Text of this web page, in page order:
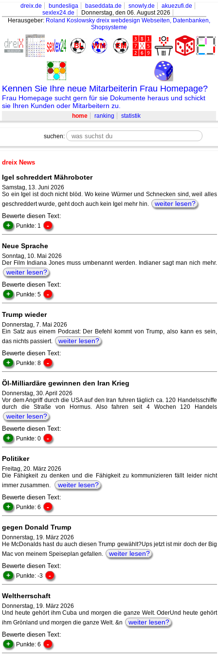
dreix.de bundesliga baseddata.de snowly.de
akuezufi.de
sexlex24.de
Donnerstag, den 06. August 2026
Herausgeber: Roland Koslowsky dreix webdesign Webseiten, Datenbanken,
Shopsysteme
Kennen Sie Ihre neue Mitarbeiterin Frau Homepage?
Frau Homepage sucht gern für sie Dokumente heraus und schickt
sie Ihren Kunden oder Mitarbeitern zu.
home ranking statistik
suchen:
dreix News
Igel schreddert Mähroboter
Samstag, 13. Juni 2026
So ein Igel ist doch nicht blöd. Wo keine Würmer und Schnecken sind, weil alles
geschreddert wurde, geht doch auch kein Igel mehr hin.
weiter lesen?
Bewerte diesen Text:
+ Punkte: 1 -
Neue Sprache
Sonntag, 10. Mai 2026
Der Film Indiana Jones muss umbenannt werden. Indianer sagt man nich mehr.
weiter lesen?
Bewerte diesen Text:
+ Punkte: 5 -
Trump wieder
Donnerstag, 7. Mai 2026
Ein Satz aus einem Podcast: Der Befehl kommt von Trump, also kann es sein,
das nichts passiert.
weiter lesen?
Bewerte diesen Text:
+ Punkte: 8 -
Öl-Milliardäre gewinnen den Iran Krieg
Donnerstag, 30. April 2026
Vor dem Angriff durch die USA auf den Iran fuhren täglich ca. 120 Handelsschiffe
durch die Straße von Hormus. Also fahren seit 4 Wochen 120 Handels
weiter lesen?
Bewerte diesen Text:
+ Punkte: 0 -
Politiker
Freitag, 20. März 2026
Die Fähigkeit zu denken und die Fähigkeit zu kommunizieren fällt leider nicht
immer zusammen.
weiter lesen?
Bewerte diesen Text:
+ Punkte: 6 -
gegen Donald Trump
Donnerstag, 19. März 2026
He McDonalds hast du auch diesen Trump gewählt?Ups jetzt ist mir doch der Big
Mac von meinem Speiseplan gefallen.
weiter lesen?
Bewerte diesen Text:
+ Punkte: -3 -
Weltherrschaft
Donnerstag, 19. März 2026
Und heute gehört ihm Cuba und morgen die ganze Welt. OderUnd heute gehört
ihm Grönland und morgen die ganze Welt. &n
weiter lesen?
Bewerte diesen Text:
+ Punkte: 6 -